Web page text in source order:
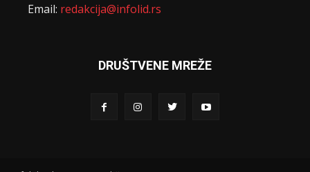
Email: redakcija@infolid.rs
DRUŠTVENE MREŽE